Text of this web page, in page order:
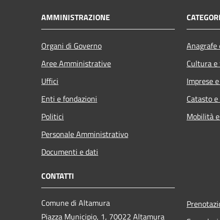
AMMINISTRAZIONE
Organi di Governo
Aree Amministrative
Uffici
Enti e fondazioni
Politici
Personale Amministrativo
Documenti e dati
Cultura
Imprese
Catasto
Mobilità
CONTATTI
Comune di Altamura
Piazza Municipio, 1, 70022 Altamura